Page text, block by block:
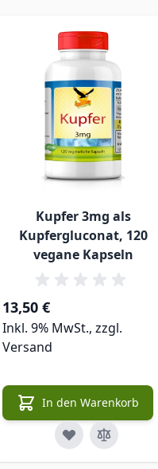
Kupfer 3mg als
Kupfergluconat, 120
vegane Kapseln
13,50 €
Inkl. 9% MwSt., zzgl.
Versand
In den Warenkorb